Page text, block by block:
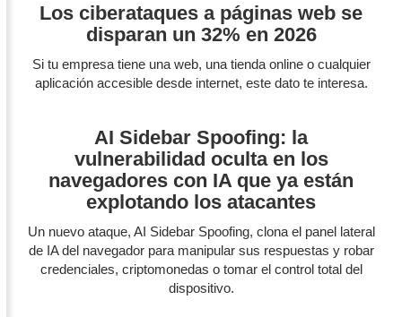
Los ciberataques a páginas web se
disparan un 32% en 2026
Si tu empresa tiene una web, una tienda online o cualquier
aplicación accesible desde internet, este dato te interesa.
AI Sidebar Spoofing: la
vulnerabilidad oculta en los
navegadores con IA que ya están
explotando los atacantes
Un nuevo ataque, AI Sidebar Spoofing, clona el panel lateral
de IA del navegador para manipular sus respuestas y robar
credenciales, criptomonedas o tomar el control total del
dispositivo.